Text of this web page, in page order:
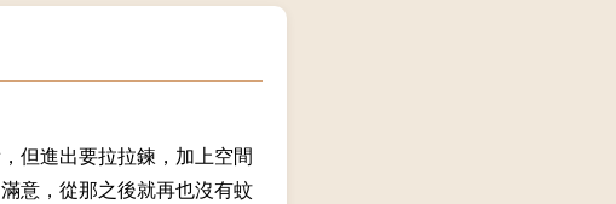
但進出要拉拉鍊，加上空間
意，從那之後就再也沒有蚊